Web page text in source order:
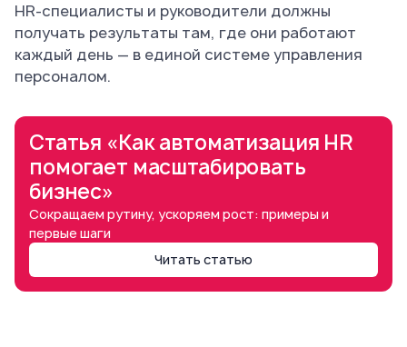
HR-специалисты и руководители должны
получать результаты там, где они работают
каждый день — в единой системе управления
персоналом.
Статья «Как автоматизация HR
помогает масштабировать
бизнес»
Сокращаем рутину, ускоряем рост: примеры и
первые шаги
Читать статью